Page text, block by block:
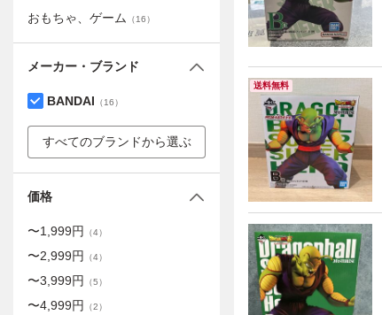
送料無料
おもちゃ、ゲーム （16）
メーカー・ブランド
BANDAI （16）
すべてのブランドから選ぶ
価格
〜1,999円 （4）
〜2,999円 （4）
〜3,999円 （5）
〜4,999円 （2）